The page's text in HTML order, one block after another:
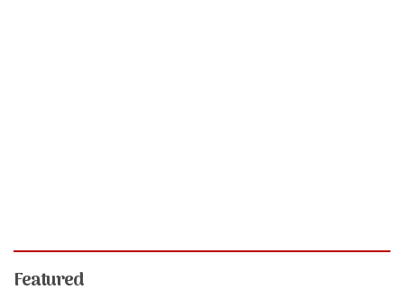
Featured